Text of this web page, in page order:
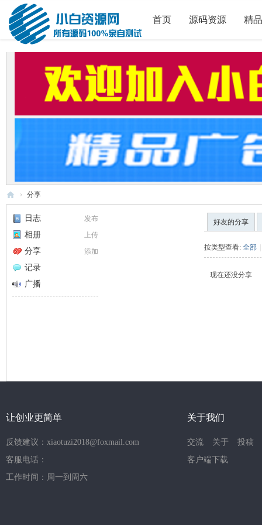
首页 源码资源 精
白
码
› 分享
发布
日志
上传
相册
添加
分享
记录
广播
好友的分享
按类型查看: 全部 |
现在还没分享
让创业更简单
反馈建议：xiaotuzi2018@foxmail.com
客服电话：
工作时间：周一到周六
关于我们
交流 关于
投稿
客户端下载